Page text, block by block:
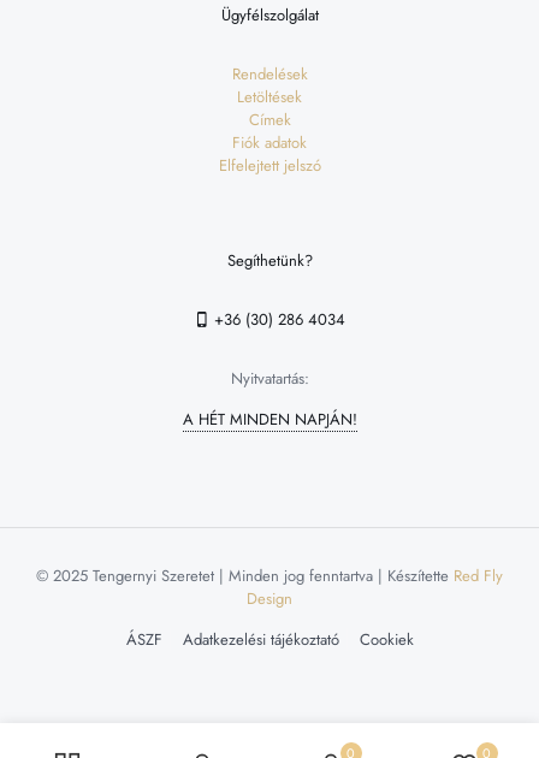
Ügyfélszolgálat
Rendelések
Letöltések
Címek
Fiók adatok
Elfelejtett jelszó
Segíthetünk?
+36 (30) 286 4034
Nyitvatartás:
A HÉT MINDEN NAPJÁN!
© 2025 Tengernyi Szeretet | Minden jog fenntartva | Készítette Red Fly
Design
ÁSZF
Adatkezelési tájékoztató Cookiek
0 0